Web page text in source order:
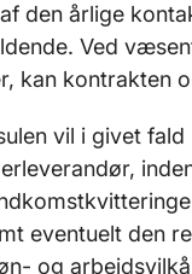
den årlige
Ved
kan kontrakten
vil i givet
eventuelt den
og